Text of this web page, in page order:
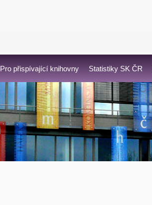
Pro přispívající knihovny Statistiky SK ČR